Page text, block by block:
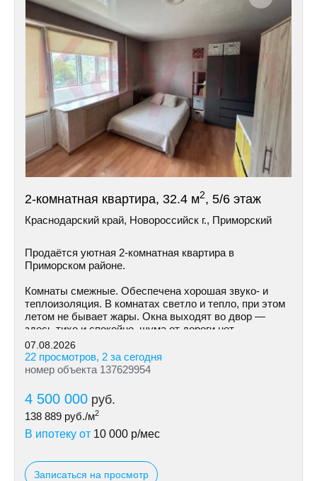
2-комнатная квартира, 32.4 м2, 5/6 этаж
Краснодарский край, Новороссийск г., Приморский
Продаётся уютная 2-комнатная квартира в
Приморском районе.
Комнаты смежные. Обеспечена хорошая звуко- и
теплоизоляция. В комнатах светло и тепло, при этом
летом не бывает жары. Окна выходят во двор —
здесь тихо и спокойно, шума от дороги нет.
07.08.2026
22 просмотров, 2 за сегодня
номер объекта 137629954
4 500 000 руб.
138 889 руб./м2
В ипотеку от 10 000 р/мес
Записаться на просмотр